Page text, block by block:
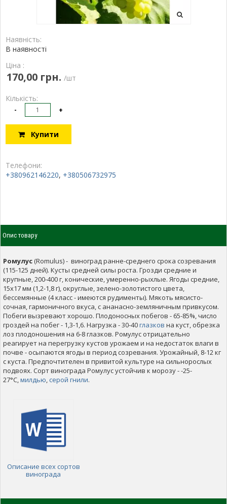
Наявність:
В наявності
Ціна :
170,00 грн. /шт
Кількість:
- +
Купити
Телефони:
+380962146220, +380506732975
Опис товару
Ромулус (Romulus) - виноград ранне-среднего срока созревания
(115-125 дней). Кусты средней силы роста. Грозди средние и
крупные, 200-400 г, конические, умеренно-рыхлые. Ягоды средние,
15x17 мм (1,2-1,8 г), округлые, зелено-золотистого цвета,
бессемянные (4 класс - имеются рудименты). Мякоть мясисто-
сочная, гармоничного вкуса, с ананасно-земляничным привкусом.
Побеги вызревают хорошо. Плодоносных побегов - 65-85%, число
гроздей на побег - 1,3-1,6. Нагрузка - 30-40глазков на куст, обрезка
лоз плодоношения на 6-8 глазков. Ромулус отрицательно
реагирует на перегрузку кустов урожаем и на недостаток влаги в
почве - осыпаются ягоды в период созревания. Урожайный, 8-12 кг
с куста. Предпочтителен в привитой культуре на сильнорослых
подвоях. Сорт винограда Ромулус устойчив к морозу - -25-
27°С, милдью серой гнили.
Описание всех сортов
винограда